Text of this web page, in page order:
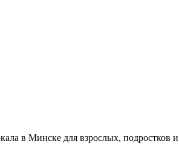
в Минске для взрослых, подростков и